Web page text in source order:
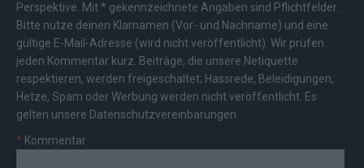
Perspektive. Mit * gekennzeichnete Angaben sind Pflichtfelder.
Bitte nutze deinen Klarnamen (Vor- und Nachname) und eine
gültige E-Mail-Adresse (wird nicht veröffentlicht). Wir prüfen
jeden Kommentar kurz. Beiträge, die unsere Netiquette
respektieren, werden freigeschaltet; Hassrede, Beleidigungen,
Hetze, Spam oder Werbung werden nicht veröffentlicht. Es
gelten unsere Datenschutzvereinbarungen
* Kommentar